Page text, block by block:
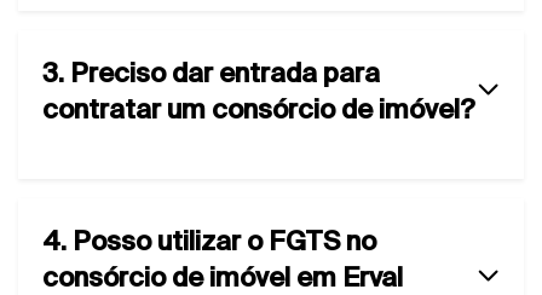
3. Preciso dar entrada para
contratar um consórcio de imóvel?
4. Posso utilizar o FGTS no
consórcio de imóvel em Erval